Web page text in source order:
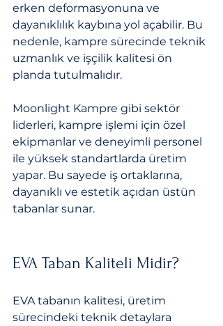
erken deformasyonuna ve
dayanıklılık kaybına yol açabilir. Bu
nedenle, kampre sürecinde teknik
uzmanlık ve işçilik kalitesi ön
planda tutulmalıdır.
Moonlight Kampre gibi sektör
liderleri, kampre işlemi için özel
ekipmanlar ve deneyimli personel
ile yüksek standartlarda üretim
yapar. Bu sayede iş ortaklarına,
dayanıklı ve estetik açıdan üstün
tabanlar sunar.
EVA Taban Kaliteli Midir?
EVA tabanın kalitesi, üretim
sürecindeki teknik detaylara